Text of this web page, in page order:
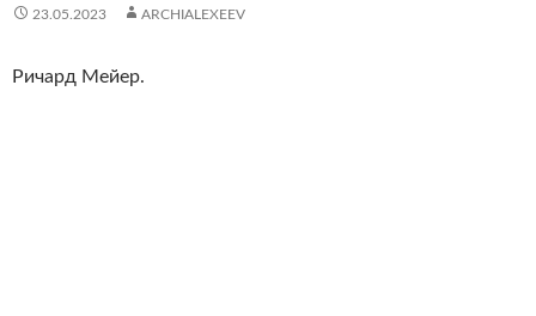
23.05.2023 ARCHIALEXEEV
Ричард Мейер.